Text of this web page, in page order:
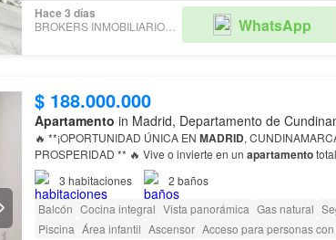
Hace 3 días
BROKERS INMOBILIARIOS LP - NEW DEAL WhatsApp
$ 188.000.000
Apartamento in Madrid, Departamento de
🔥 **¡OPORTUNIDAD ÚNICA EN MADRID,
PROSPERIDAD ** 🔥 Vive o invierte en un apartamento
estrenar, ubicado en una de las zonas con mayor
3 habitaciones 2 baños
Balcón Cocina integral Vista panorámica Gas natural
Piscina Área infantil Ascensor Acceso para personas